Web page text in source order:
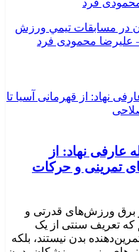
فرد
در مسابقات تیمي ورزش
علیرضا محمودی فرد
عارفی نهاد: از
تمرینی و حرکات
برق ورزش‌های قدرتی و
که تعریف سنتی از یک
بدن نیستند، بلکه